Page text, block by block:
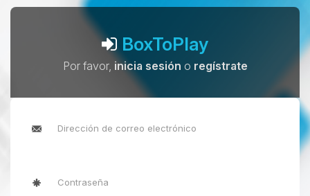
BoxToPlay
Por favor, inicia sesión o regístrate